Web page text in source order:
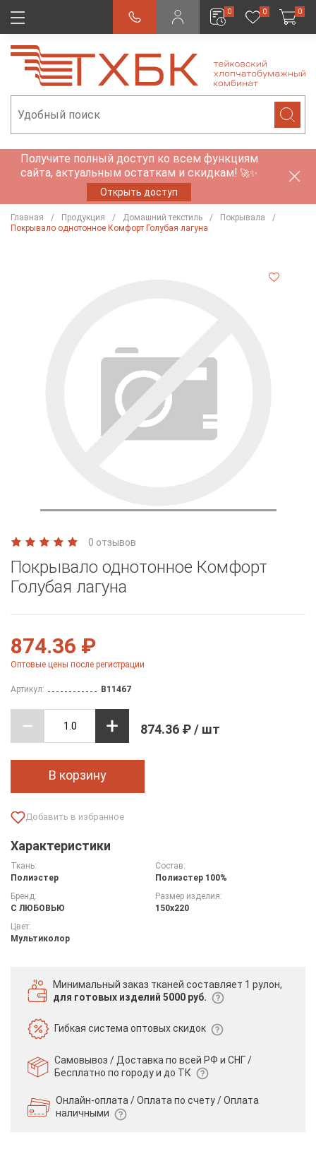
0 0 0
Получите полный доступ ко всем функциям
сайта, актуальным остаткам и скидкам! 🚀✨
Открыть доступ
Главная Продукция Домашний текстиль
Покрывала
Покрывало однотонное Комфорт Голубая лагуна
0 отзывов
Покрывало однотонное Комфорт
Голубая лагуна
874.36 ₽
Оптовые цены после регистрации
Артикул: B11467
874.36 ₽ / шт
В корзину
Характеристики
Ткань:
Полиэстер
Состав:
Полиэстер 100%
Бренд:
С ЛЮБОВЬЮ
Размер изделия:
150х220
Цвет:
Мультиколор
Минимальный заказ тканей составляет 1 рулон,
для готовых изделий 5000 руб.
Гибкая системаоптовых скидок
Самовывоз / Доставка по всей РФ и СНГ /
Бесплатно по городу и до ТК
Онлайн-оплата / Оплата по счету /Оплата
наличными